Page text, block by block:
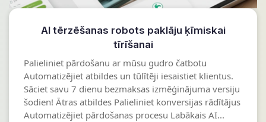
AI tērzēšanas robots paklāju ķīmiskai
tīrīšanai
Palieliniet pārdošanu ar mūsu gudro čatbotu
Automatizējiet atbildes un tūlītēji iesaistiet klientus.
Sāciet savu 7 dienu bezmaksas izmēģinājuma versiju
šodien! Ātras atbildes Palieliniet konversijas rādītājus
Automatizējiet pārdošanas procesu Labākais AI...